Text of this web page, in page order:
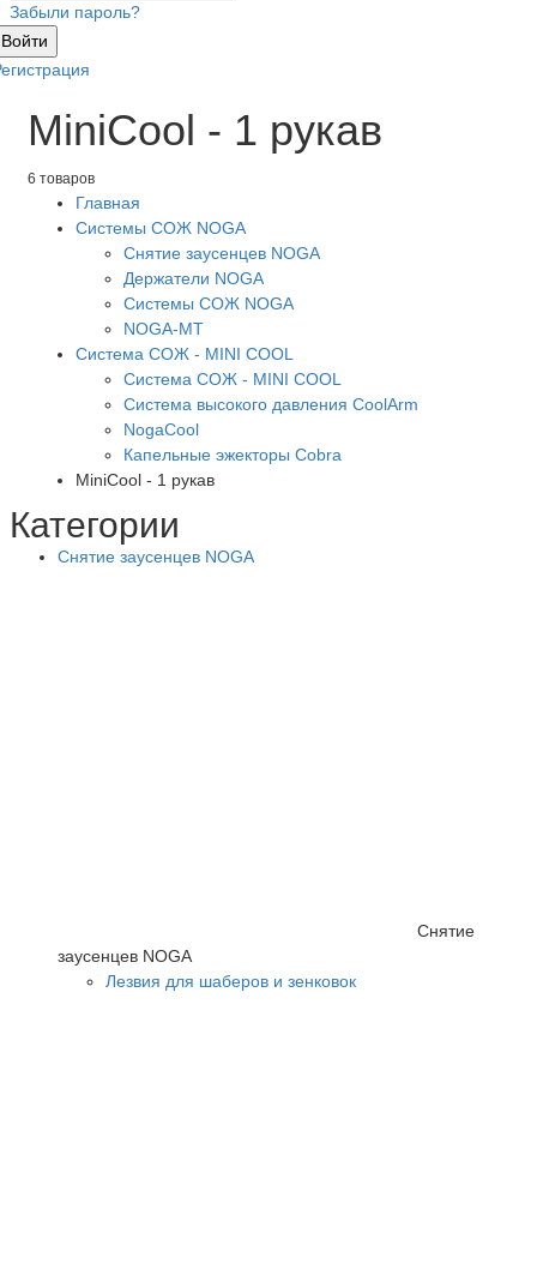
Забыли пароль?
Войти
MiniCool - 1 рукав
6 товаров
Главная
Системы СОЖ NOGA
Снятие заусенцев NOGA
Держатели NOGA
Системы СОЖ NOGA
NOGA-MT
Система СОЖ - MINI COOL
Система СОЖ - MINI COOL
Система высокого давления CoolArm
NogaCool
Капельные эжекторы Cobra
MiniCool - 1 рукав
Категории
Снятие заусенцев NOGA
Снятие
заусенцев NOGA
Лезвия для шаберов и зенковок